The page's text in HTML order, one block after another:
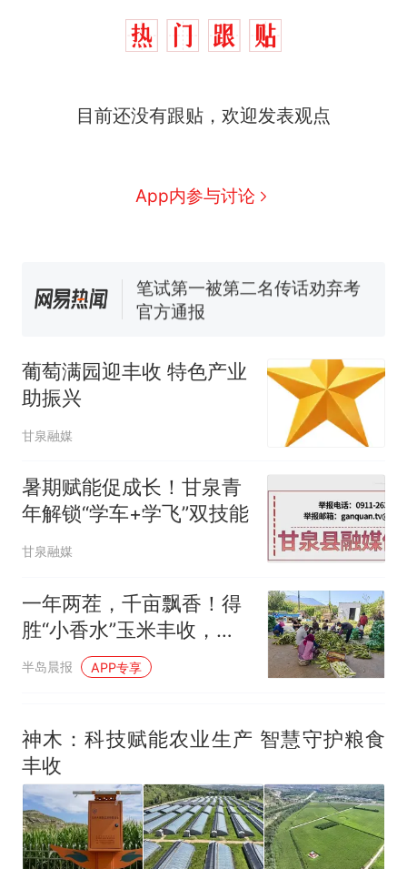
目前还没有跟贴，欢迎发表观点
App内参与讨论
热
那个在床头放菜刀的女孩，
么？
协会回应
男子上山采菌偶然发现鸡枞菌
来源：参考消息）
笔试第一被第二名传话劝弃考
官方通报
因老师一句“跟我回家”改写了
人生
葡萄满园迎丰收 特色产业
助振兴
甘泉融媒
暑期赋能促成长！甘泉青
年解锁“学车+学飞”双技能
甘泉融媒
一年两茬，千亩飘香！得
胜“小香水”玉米丰收，从
田间直甜到餐桌
半岛晨报 APP专享
神木：科技赋能农业生产 智慧守护粮食
丰收